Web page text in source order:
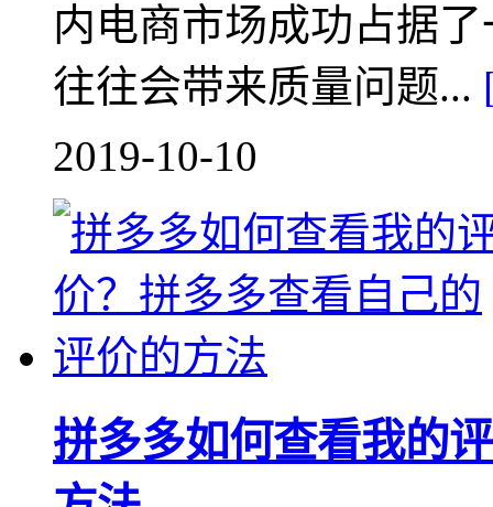
内电商市场成功占据
往往会带来质量问题...
2019-10-10
拼多多如何查看我的